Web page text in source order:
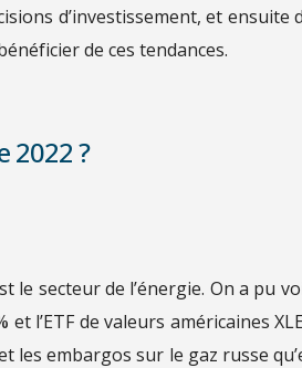
d’investissement, et ensuite
de ces tendances.
2022 ?
le secteur de l’énergie. On a pu
et l’ETF de valeurs américaines
les embargos sur le gaz russe